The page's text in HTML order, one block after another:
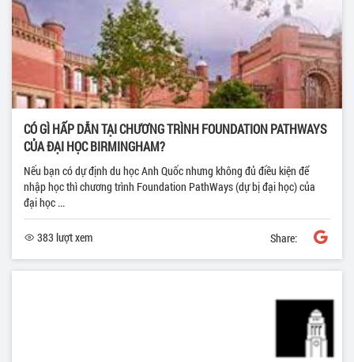
CÓ GÌ HẤP DẪN TẠI CHƯƠNG TRÌNH FOUNDATION PATHWAYS
CỦA ĐẠI HỌC BIRMINGHAM?
Nếu bạn có dự định du học Anh Quốc nhưng không đủ điều kiện để
nhập học thì chương trình Foundation PathWays (dự bị đại học) của
đại học ...
383 lượt xem Share: